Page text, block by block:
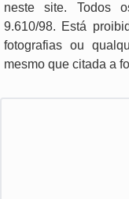
neste site. Todos
9.610/98. Está
fotografias ou
mesmo que citada a